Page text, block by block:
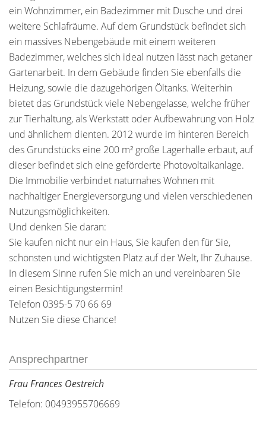
ein Wohnzimmer, ein Badezimmer mit Dusche und drei
weitere Schlafräume. Auf dem Grundstück befindet sich
ein massives Nebengebäude mit einem weiteren
Badezimmer, welches sich ideal nutzen lässt nach getaner
Gartenarbeit. In dem Gebäude finden Sie ebenfalls die
Heizung, sowie die dazugehörigen Öltanks. Weiterhin
bietet das Grundstück viele Nebengelasse, welche früher
zur Tierhaltung, als Werkstatt oder Aufbewahrung von Holz
und ähnlichem dienten. 2012 wurde im hinteren Bereich
des Grundstücks eine 200 m² große Lagerhalle erbaut, auf
dieser befindet sich eine geförderte Photovoltaikanlage.
Die Immobilie verbindet naturnahes Wohnen mit
nachhaltiger Energieversorgung und vielen verschiedenen
Nutzungsmöglichkeiten.
Und denken Sie daran:
Sie kaufen nicht nur ein Haus, Sie kaufen den für Sie,
schönsten und wichtigsten Platz auf der Welt, Ihr Zuhause.
In diesem Sinne rufen Sie mich an und vereinbaren Sie
einen Besichtigungstermin!
Telefon 0395-5 70 66 69
Nutzen Sie diese Chance!
Ansprechpartner
Frau Frances Oestreich
Telefon: 00493955706669